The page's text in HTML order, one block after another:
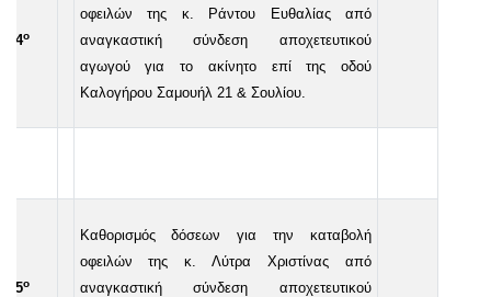
44ο
οφειλών της κ. Ράντου Ευθαλίας από
αναγκαστική σύνδεση αποχετευτικού
αγωγού για το ακίνητο επί της οδού
Καλογήρου Σαμουήλ 21 & Σουλίου.
45ο
Καθορισμός δόσεων για την καταβολή
οφειλών της κ. Λύτρα Χριστίνας από
αναγκαστική σύνδεση αποχετευτικού